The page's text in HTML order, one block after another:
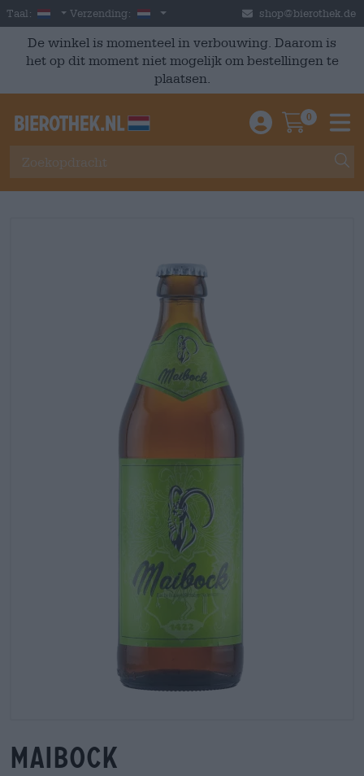
Skip to main content
Taal: Dutch
Verzending: Nederland shop@bierothek.de
De winkel is momenteel in verbouwing. Daarom is
het op dit moment niet mogelijk om bestellingen te
plaatsen.
Einloggen /
0
maibock